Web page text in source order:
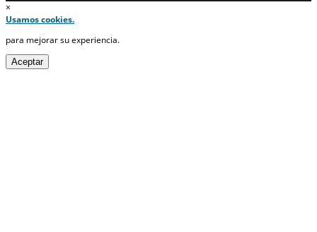
×
Usamos cookies.
para mejorar su experiencia.
Aceptar